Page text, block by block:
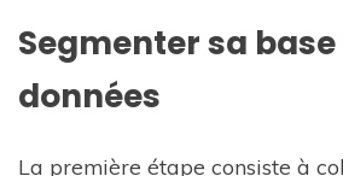
Segmenter sa base
données
La première étape consiste à